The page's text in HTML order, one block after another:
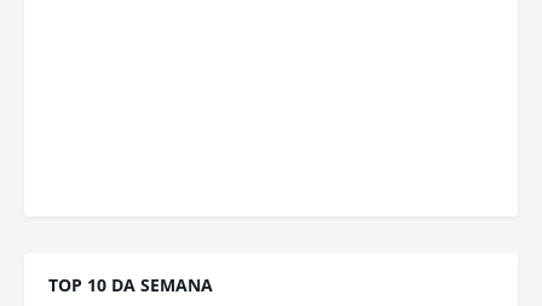
TOP 10 DA SEMANA